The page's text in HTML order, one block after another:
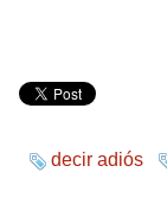
decir adiós